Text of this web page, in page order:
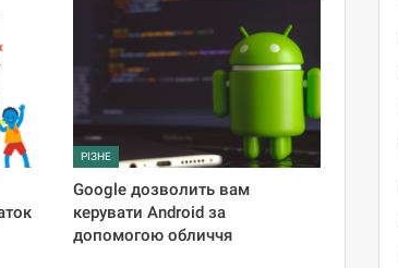
РІЗНЕ
Google дозволить вам
керувати Android за
допомогою обличчя